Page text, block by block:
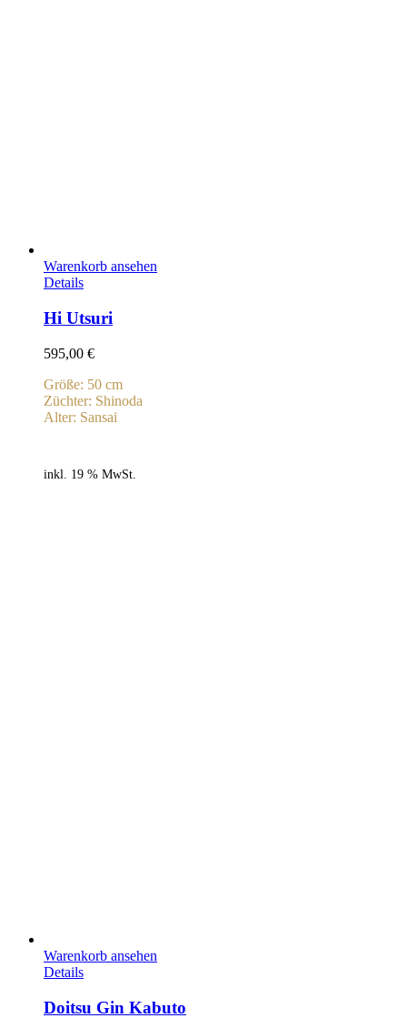
Warenkorb ansehen
Details
Hi Utsuri
595,00 €
Größe: 50 cm
Züchter: Shinoda
Alter: Sansai
inkl. 19 % MwSt.
Warenkorb ansehen
Details
Doitsu Gin Kabuto